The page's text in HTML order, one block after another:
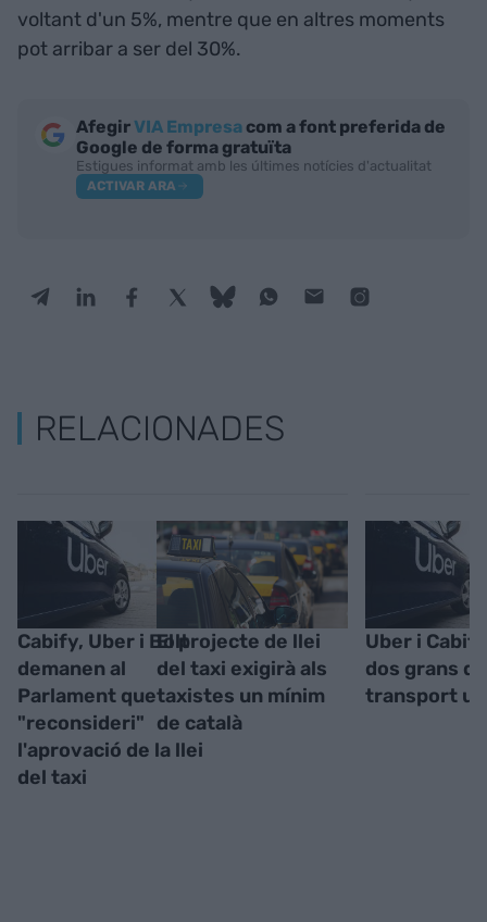
voltant d'un 5%, mentre que en altres moments
pot arribar a ser del 30%.
AfegirVIA Empresa com a font preferida de
Google de forma gratuïta
Estigues informat amb les últimes notícies d'actualitat
ACTIVAR ARA
RELACIONADES
Cabify, Uber i Bolt
demanen al
Parlament que
"reconsideri"
l'aprovació de la llei
del taxi
El projecte de llei
del taxi exigirà als
taxistes un mínim
de català
Uber i
dos grans
transport